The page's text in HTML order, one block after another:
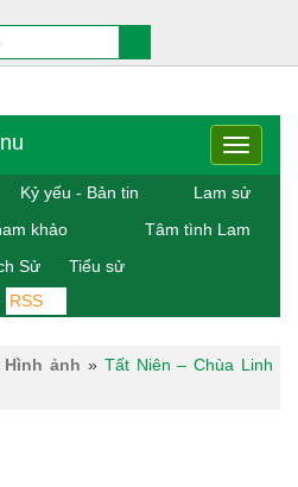
Menu
Kỷ yếu - Bản tin
Lam sử
khảo
Tâm tình Lam
Sử
Tiểu sử
RSS
Hình ảnh » Tất Niên – Chùa Linh